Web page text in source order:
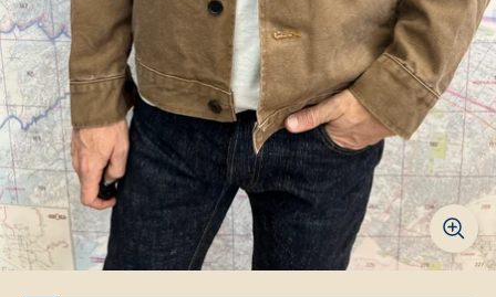
e
m
e
n
ú